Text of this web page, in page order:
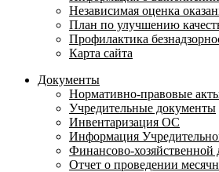
Независимая оценка
План по улучшению
Профилактика
Карта сайта
Документы
Нормативно-правовые
Учредительные документы
Инвентаризация ОС
Информация
Финансово-хозяйственной
Отчет о проведении